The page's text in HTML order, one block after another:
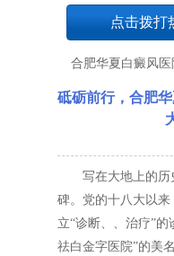
点击拨打
合肥华夏白癜风医
砥砺前行，合肥
写在大地上的历
碑。党的十八大以
立“诊断、、治疗”
祛白金字医院”的美